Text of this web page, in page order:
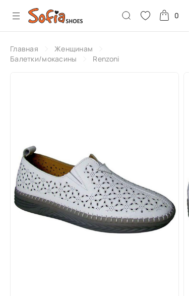
0
Главная
Женщинам
Балетки/мокасины
Renzoni